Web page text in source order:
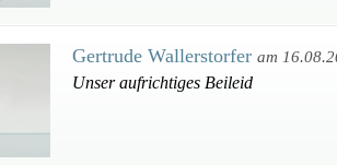
Gertrude Wallerstorfer am
Unser aufrichtiges Beileid